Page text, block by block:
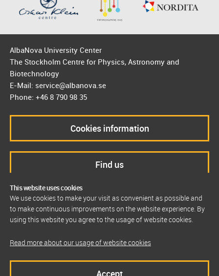
This website uses cookies
We use cookies to make your visit as convenient as possible and
to make continuous improvements on the website experience. By
using this website you agree to the usage of website cookies.
Read more about our usage of website cookies
Accept
AlbaNova University Center
The Stockholm Centre for Physics, Astronomy and
Biotechnology
E-Mail: service@albanova.se
Phone: +46 8 790 98 35
Cookies information
Find us